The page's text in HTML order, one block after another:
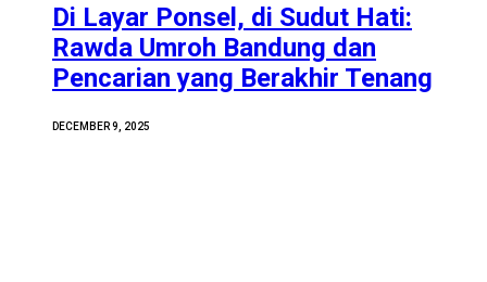
Di Layar Ponsel, di Sudut Hati:
Rawda Umroh Bandung dan
Pencarian yang Berakhir Tenang
DECEMBER 9, 2025